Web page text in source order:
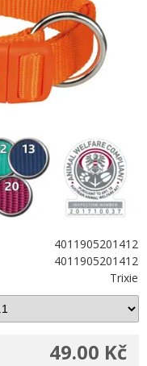
4011905201412
4011905201412
Trixie
49.00 Kč